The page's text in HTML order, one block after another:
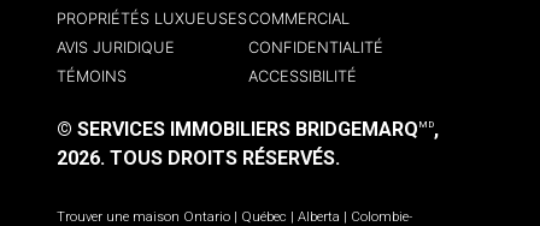
PROPRIÉTÉS LUXUEUSESCOMMERCIAL
AVIS JURIDIQUE
CONFIDENTIALITÉ
TÉMOINS
ACCESSIBILITÉ
© SERVICES IMMOBILIERS BRIDGEMARQ MD,
2026. TOUS DROITS RÉSERVÉS.
Trouver une maison Ontario | Québec | Alberta | Colombie-